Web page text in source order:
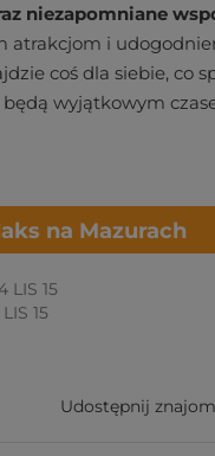
niezapomniane
atrakcjom i
coś dla siebie, co
wyjątkowym
na Mazurach
LIS 15
15
Udostępnij